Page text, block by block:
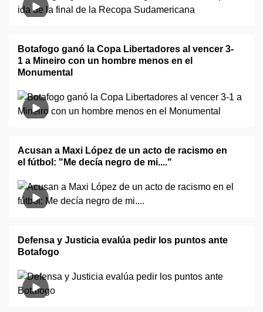
Botafogo ganó la Copa Libertadores al vencer 3-
1 a Mineiro con un hombre menos en el
Monumental
Acusan a Maxi López de un acto de racismo en
el fútbol: "Me decía negro de mi...."
Defensa y Justicia evalúa pedir los puntos ante
Botafogo